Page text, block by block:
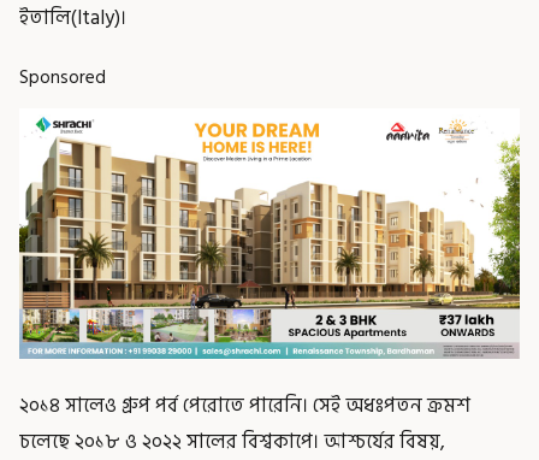
ইতালি(Italy)।
Sponsored
২০১৪ সালেও গ্রুপ পর্ব পেরোতে পারেনি। সেই অধঃপতন ক্রমশ
চলেছে ২০১৮ ও ২০২২ সালের বিশ্বকাপে। আশ্চর্যের বিষয়,